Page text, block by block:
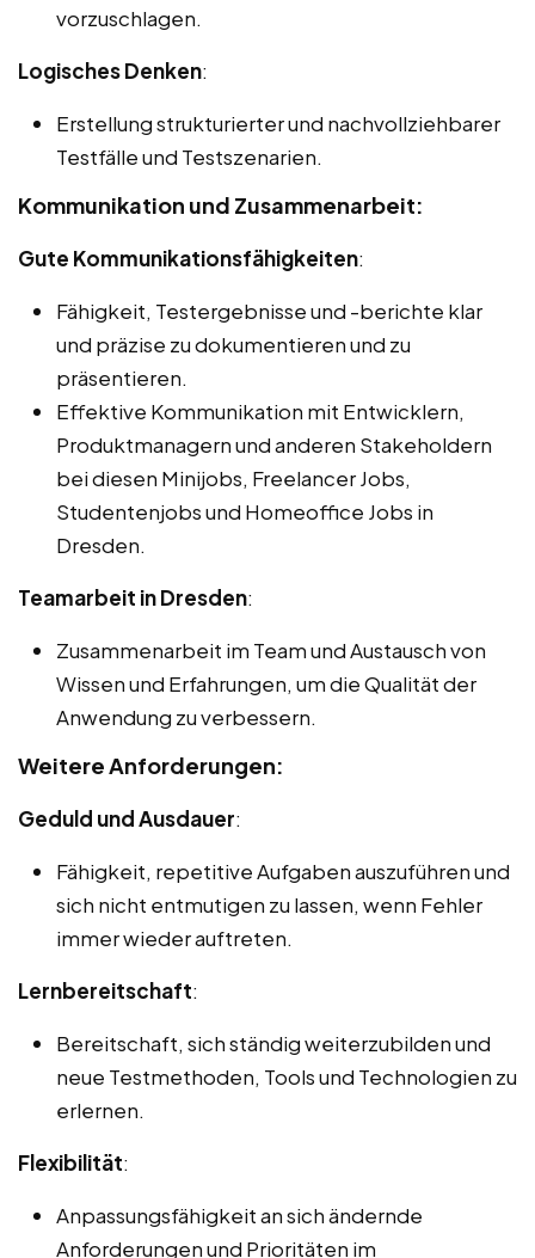
vorzuschlagen.
Logisches Denken:
Erstellung strukturierter und nachvollziehbarer
Testfälle und Testszenarien.
Kommunikation und Zusammenarbeit:
Gute Kommunikationsfähigkeiten:
Fähigkeit, Testergebnisse und -berichte klar
und präzise zu dokumentieren und zu
präsentieren.
Effektive Kommunikation mit Entwicklern,
Produktmanagern und anderen Stakeholdern
bei diesen Minijobs, Freelancer Jobs,
Studentenjobs und Homeoffice Jobs in
Dresden.
Teamarbeit in Dresden:
Zusammenarbeit im Team und Austausch von
Wissen und Erfahrungen, um die Qualität der
Anwendung zu verbessern.
Weitere Anforderungen:
Geduld und Ausdauer:
Fähigkeit, repetitive Aufgaben auszuführen und
sich nicht entmutigen zu lassen, wenn Fehler
immer wieder auftreten.
Lernbereitschaft:
Bereitschaft, sich ständig weiterzubilden und
neue Testmethoden, Tools und Technologien zu
erlernen.
Flexibilität:
Anpassungsfähigkeit an sich ändernde
Anforderungen und Prioritäten im